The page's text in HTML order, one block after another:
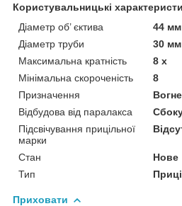
Користувальницькі
Діаметр об’ єктива
44 мм
Діаметр труби
30 мм
Максимальна кратність
8 х
Мінімальна скороченість
8
Призначення
Відбудова від паралакса
Підсвічування прицільної
марки
Стан
Нове
Тип
Приховати